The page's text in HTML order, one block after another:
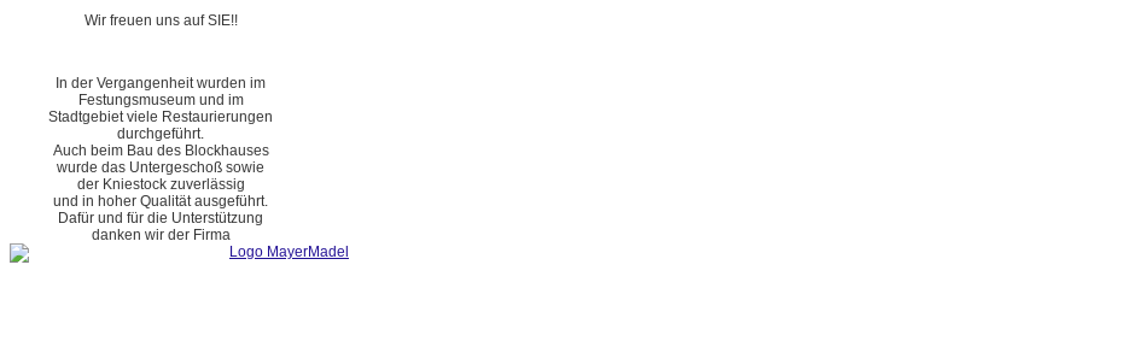
Wir freuen uns auf SIE!!
In der Vergangenheit wurden im
Festungsmuseum und im
Stadtgebiet viele Restaurierungen
durchgeführt.
Auch beim Bau des Blockhauses
wurde das Untergeschoß sowie
der Kniestock zuverlässig
und in hoher Qualität ausgeführt.
Dafür und für die Unterstützung
danken wir der Firma